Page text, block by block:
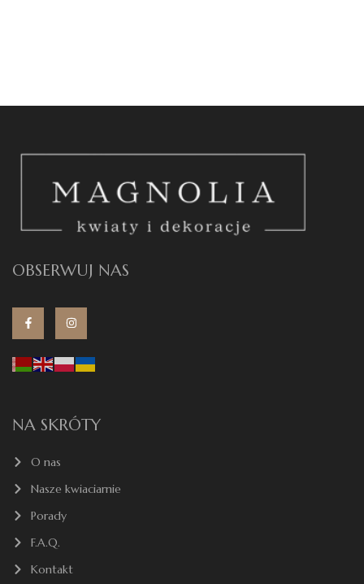
OBSERWUJ NAS
NA SKRÓTY
O nas
Nasze kwiaciarnie
Porady
F.A.Q.
Kontakt